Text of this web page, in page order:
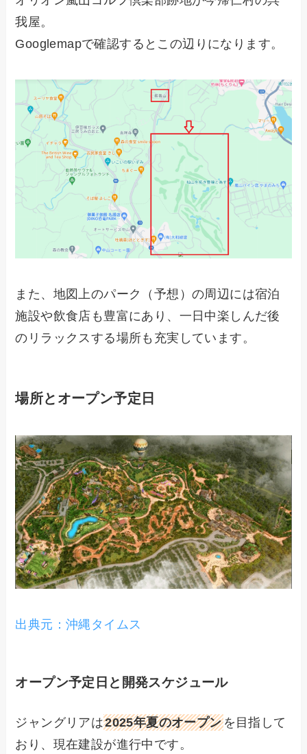
我屋。
Googlemapで確認するとこの辺りになります。
また、地図上のパーク（予想）の周辺には宿泊
施設や飲食店も豊富にあり、一日中楽しんだ後
のリラックスする場所も充実しています。
場所とオープン予定日
出典元：沖縄タイムス
オープン予定日と開発スケジュール
ジャングリアは2025年夏のオープンを目指して
おり、現在建設が進行中です。